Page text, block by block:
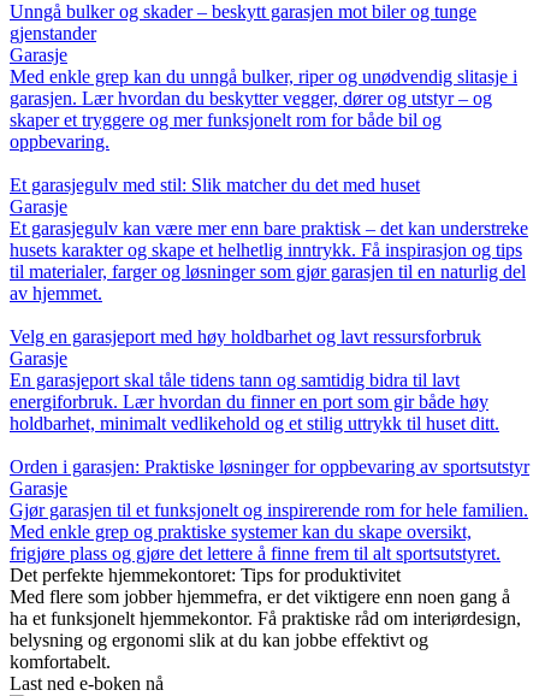
Unngå bulker og skader – beskytt garasjen mot biler og tunge
gjenstander
Garasje
Med enkle grep kan du unngå bulker, riper og unødvendig slitasje i
garasjen. Lær hvordan du beskytter vegger, dører og utstyr – og
skaper et tryggere og mer funksjonelt rom for både bil og
oppbevaring.
Et garasjegulv med stil: Slik matcher du det med huset
Garasje
Et garasjegulv kan være mer enn bare praktisk – det kan understreke
husets karakter og skape et helhetlig inntrykk. Få inspirasjon og tips
til materialer, farger og løsninger som gjør garasjen til en naturlig del
av hjemmet.
Velg en garasjeport med høy holdbarhet og lavt ressursforbruk
Garasje
En garasjeport skal tåle tidens tann og samtidig bidra til lavt
energiforbruk. Lær hvordan du finner en port som gir både høy
holdbarhet, minimalt vedlikehold og et stilig uttrykk til huset ditt.
Orden i garasjen: Praktiske løsninger for oppbevaring av sportsutstyr
Garasje
Gjør garasjen til et funksjonelt og inspirerende rom for hele familien.
Med enkle grep og praktiske systemer kan du skape oversikt,
frigjøre plass og gjøre det lettere å finne frem til alt sportsutstyret.
Det perfekte hjemmekontoret: Tips for produktivitet
Med flere som jobber hjemmefra, er det viktigere enn noen gang å
ha et funksjonelt hjemmekontor. Få praktiske råd om interiørdesign,
belysning og ergonomi slik at du kan jobbe effektivt og
komfortabelt.
Last ned e-boken nå